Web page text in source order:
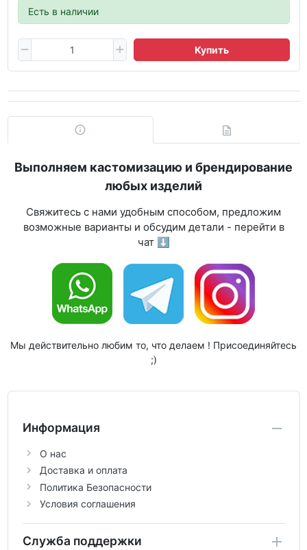
Есть в наличии
Купить
Выполняем кастомизацию и брендирование
любых изделий
Свяжитесь с нами удобным способом, предложим
возможные варианты и обсудим детали - перейти в
чат ⬇
Мы действительно любим то, что делаем ! Присоединяйтесь
;)
Информация
О нас
Доставка и оплата
Политика Безопасности
Условия соглашения
Служба поддержки